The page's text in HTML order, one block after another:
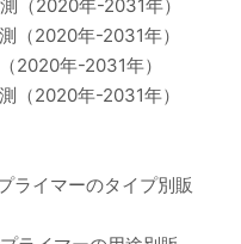
（2020年-2031年）
（2020年-2031年）
2020年-2031年）
（2020年-2031年）
ライマーのタイプ別販